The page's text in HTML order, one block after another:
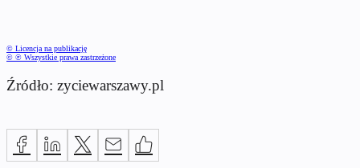
© Licencja na publikację
© ℗ Wszystkie prawa zastrzeżone
Źródło: zyciewarszawy.pl